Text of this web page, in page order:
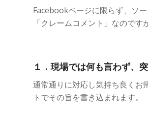
Facebookページに限らず、ソ
「クレームコメント」なので
１．現場では何も言わず、
通常通りに対応し気持ち良くお
トでその旨を書き込まれます。